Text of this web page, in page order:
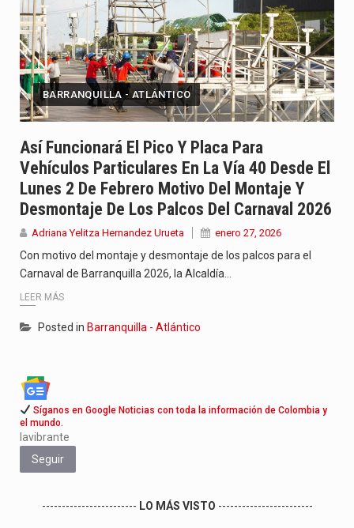
BARRANQUILLA - ATLÁNTICO
Así Funcionará El Pico Y Placa Para
Vehículos Particulares En La Vía 40 Desde El
Lunes 2 De Febrero Motivo Del Montaje Y
Desmontaje De Los Palcos Del Carnaval 2026
Adriana Yelitza Hernandez Urueta enero 27, 2026
Con motivo del montaje y desmontaje de los palcos para el
Carnaval de Barranquilla 2026, la Alcaldía…
LEER MÁS
Posted in Barranquilla - Atlántico
Síganos en Google Noticias con toda la información de Colombia y
el mundo.
lavibrante
Seguir
------------------------ LO MÁS VISTO ------------------------